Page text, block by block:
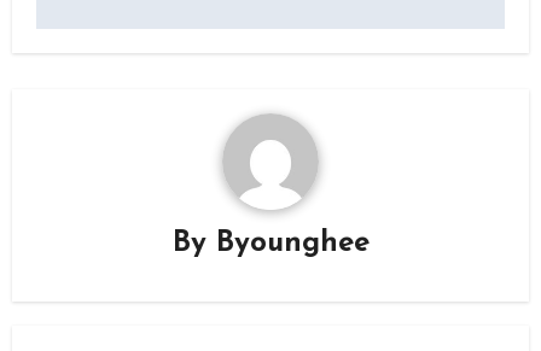
By Byounghee